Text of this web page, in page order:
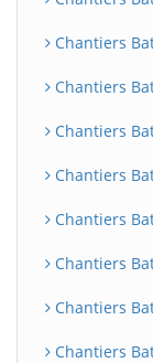
Chantiers
Chantiers
Chantiers
Chantiers
Chantiers
Chantiers
Chantiers
Chantiers